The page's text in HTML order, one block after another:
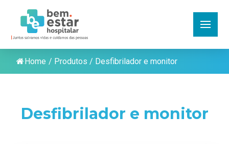
Home / Produtos / Desfibrilador e monitor
Desfibrilador e monitor